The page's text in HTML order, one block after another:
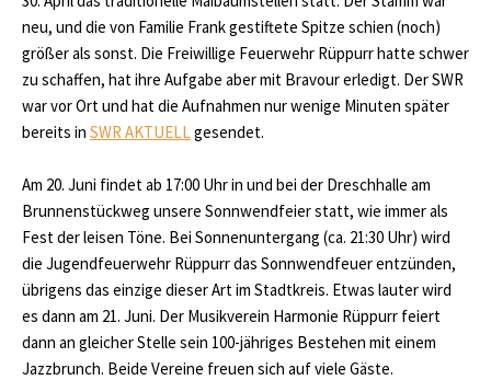
neu, und die von Familie Frank gestiftete Spitze schien (noch)
größer als sonst. Die Freiwillige Feuerwehr Rüppurr hatte schwer
zu schaffen, hat ihre Aufgabe aber mit Bravour erledigt. Der SWR
war vor Ort und hat die Aufnahmen nur wenige Minuten später
bereits in SWR AKTUELLgesendet.
Am 20. Juni findet ab 17:00 Uhr in und bei der Dreschhalle am
Brunnenstückweg unsere Sonnwendfeier statt, wie immer als
Fest der leisen Töne. Bei Sonnenuntergang (ca. 21:30 Uhr) wird
die Jugendfeuerwehr Rüppurr das Sonnwendfeuer entzünden,
übrigens das einzige dieser Art im Stadtkreis. Etwas lauter wird
es dann am 21. Juni. Der Musikverein Harmonie Rüppurr feiert
dann an gleicher Stelle sein 100-jähriges Bestehen mit einem
Jazzbrunch. Beide Vereine freuen sich auf viele Gäste.